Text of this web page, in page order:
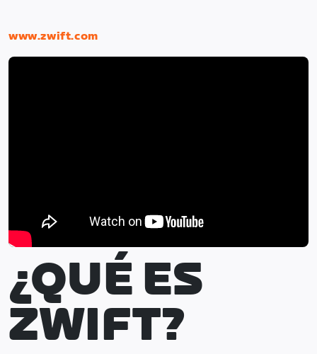
www.zwift.com
¿QUÉ ES
ZWIFT?